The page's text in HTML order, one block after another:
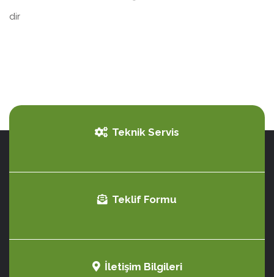
dir
Teknik Servis
Teklif Formu
İletişim Bilgileri